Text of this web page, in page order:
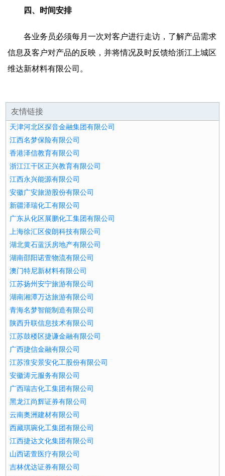
四、时间安排
各业务员必须每月一次对客户进行走访，了解产品需求
信息及客户对产品的反映，并将情况及时反馈给浙江上城区
维达新材料有限公司。
友情链接
天津河北区探音金融集团有限公司
江西名梦保险有限公司
香港泽信教育有限公司
浙江江干区正兴教育有限公司
江西永兴能源有限公司
安徽广安旅游股份有限公司
新疆泽瑞化工有限公司
广东从化区展鹏化工集团有限公司
上海徐汇区俊朗科技有限公司
湖北黄石蓝沃房地产有限公司
湖南邵阳诺萱物流有限公司
澳门特尼新材料有限公司
江苏扬州安宁旅游有限公司
湖南湘潭万达旅游有限公司
青海名梦智能制造有限公司
陕西升联信息技术有限公司
江苏鼓楼区捷谦金融有限公司
广西捷信金融有限公司
江苏淮安景安化工股份有限公司
安徽涛元服务有限公司
广西瑞吉化工集团有限公司
黑龙江尚辉证券有限公司
云南奥洲建材有限公司
西藏琪琬化工集团有限公司
江西捷达文化集团有限公司
山西诺萱医疗有限公司
吉林优达证券有限公司